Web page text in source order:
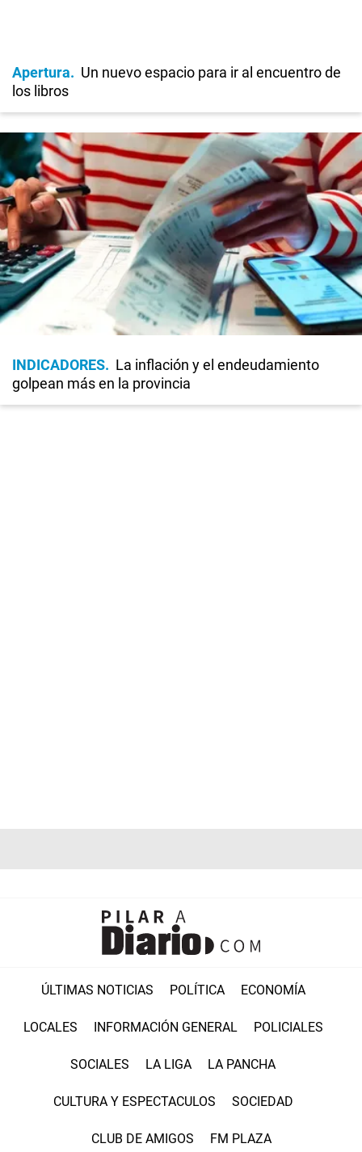
Apertura
Un nuevo espacio para ir al encuentro de
los libros
INDICADORES
La inflación y el endeudamiento
golpean más en la provincia
ÚLTIMAS NOTICIAS POLÍTICA ECONOMÍA
LOCALES INFORMACIÓN GENERAL POLICIALES
SOCIALES LA LIGA LA PANCHA
CULTURA Y ESPECTACULOS SOCIEDAD
CLUB DE AMIGOS FM PLAZA